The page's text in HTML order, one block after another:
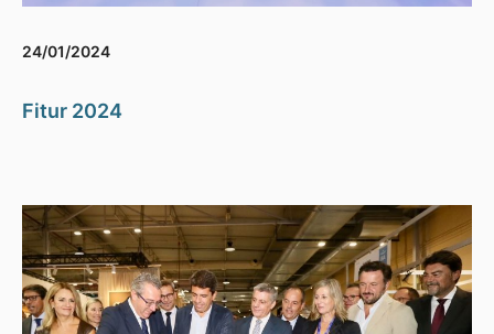
24/01/2024
Fitur 2024